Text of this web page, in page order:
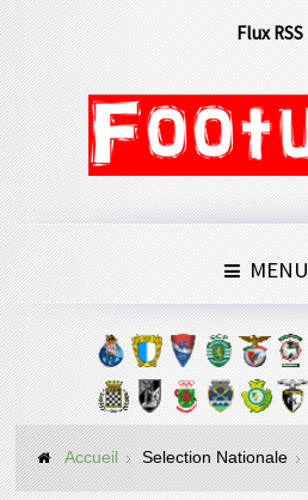
Flux RSS
MENU
Accueil Selection Nationale